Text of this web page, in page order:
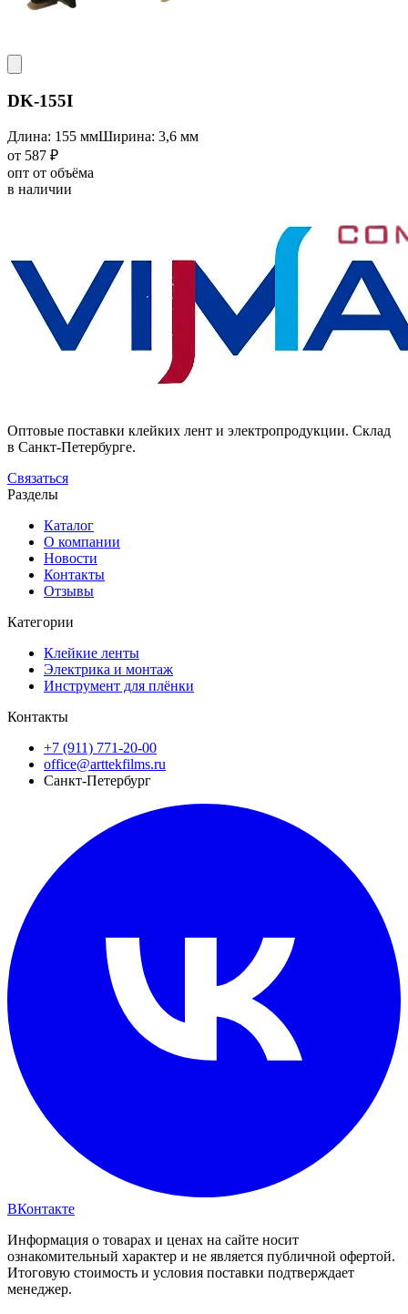
DK-155I
Длина: 155 ммШирина: 3,6 мм
от 587 ₽
опт от объёма
в наличии
Оптовые поставки клейких лент и электропродукции. Склад
в Санкт-Петербурге.
Связаться
Разделы
Каталог
О компании
Новости
Контакты
Отзывы
Категории
Клейкие ленты
Электрика и монтаж
Инструмент для плёнки
Контакты
+7 (911) 771-20-00
office@arttekfilms.ru
Санкт-Петербург
ВКонтакте
Информация о товарах и ценах на сайте носит
ознакомительный характер и не является публичной офертой.
Итоговую стоимость и условия поставки подтверждает
менеджер.